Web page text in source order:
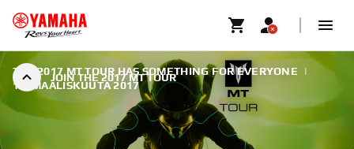
JOIN THE 2017 MT TOUR
THE 2017 MT TOUR HAS SOMETHING FOR EVERYONE
|
15. MAALISKUUTA 2017